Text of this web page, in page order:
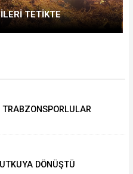
TETİKTE
TRABZONSPORLULAR
DÖNÜŞTÜ